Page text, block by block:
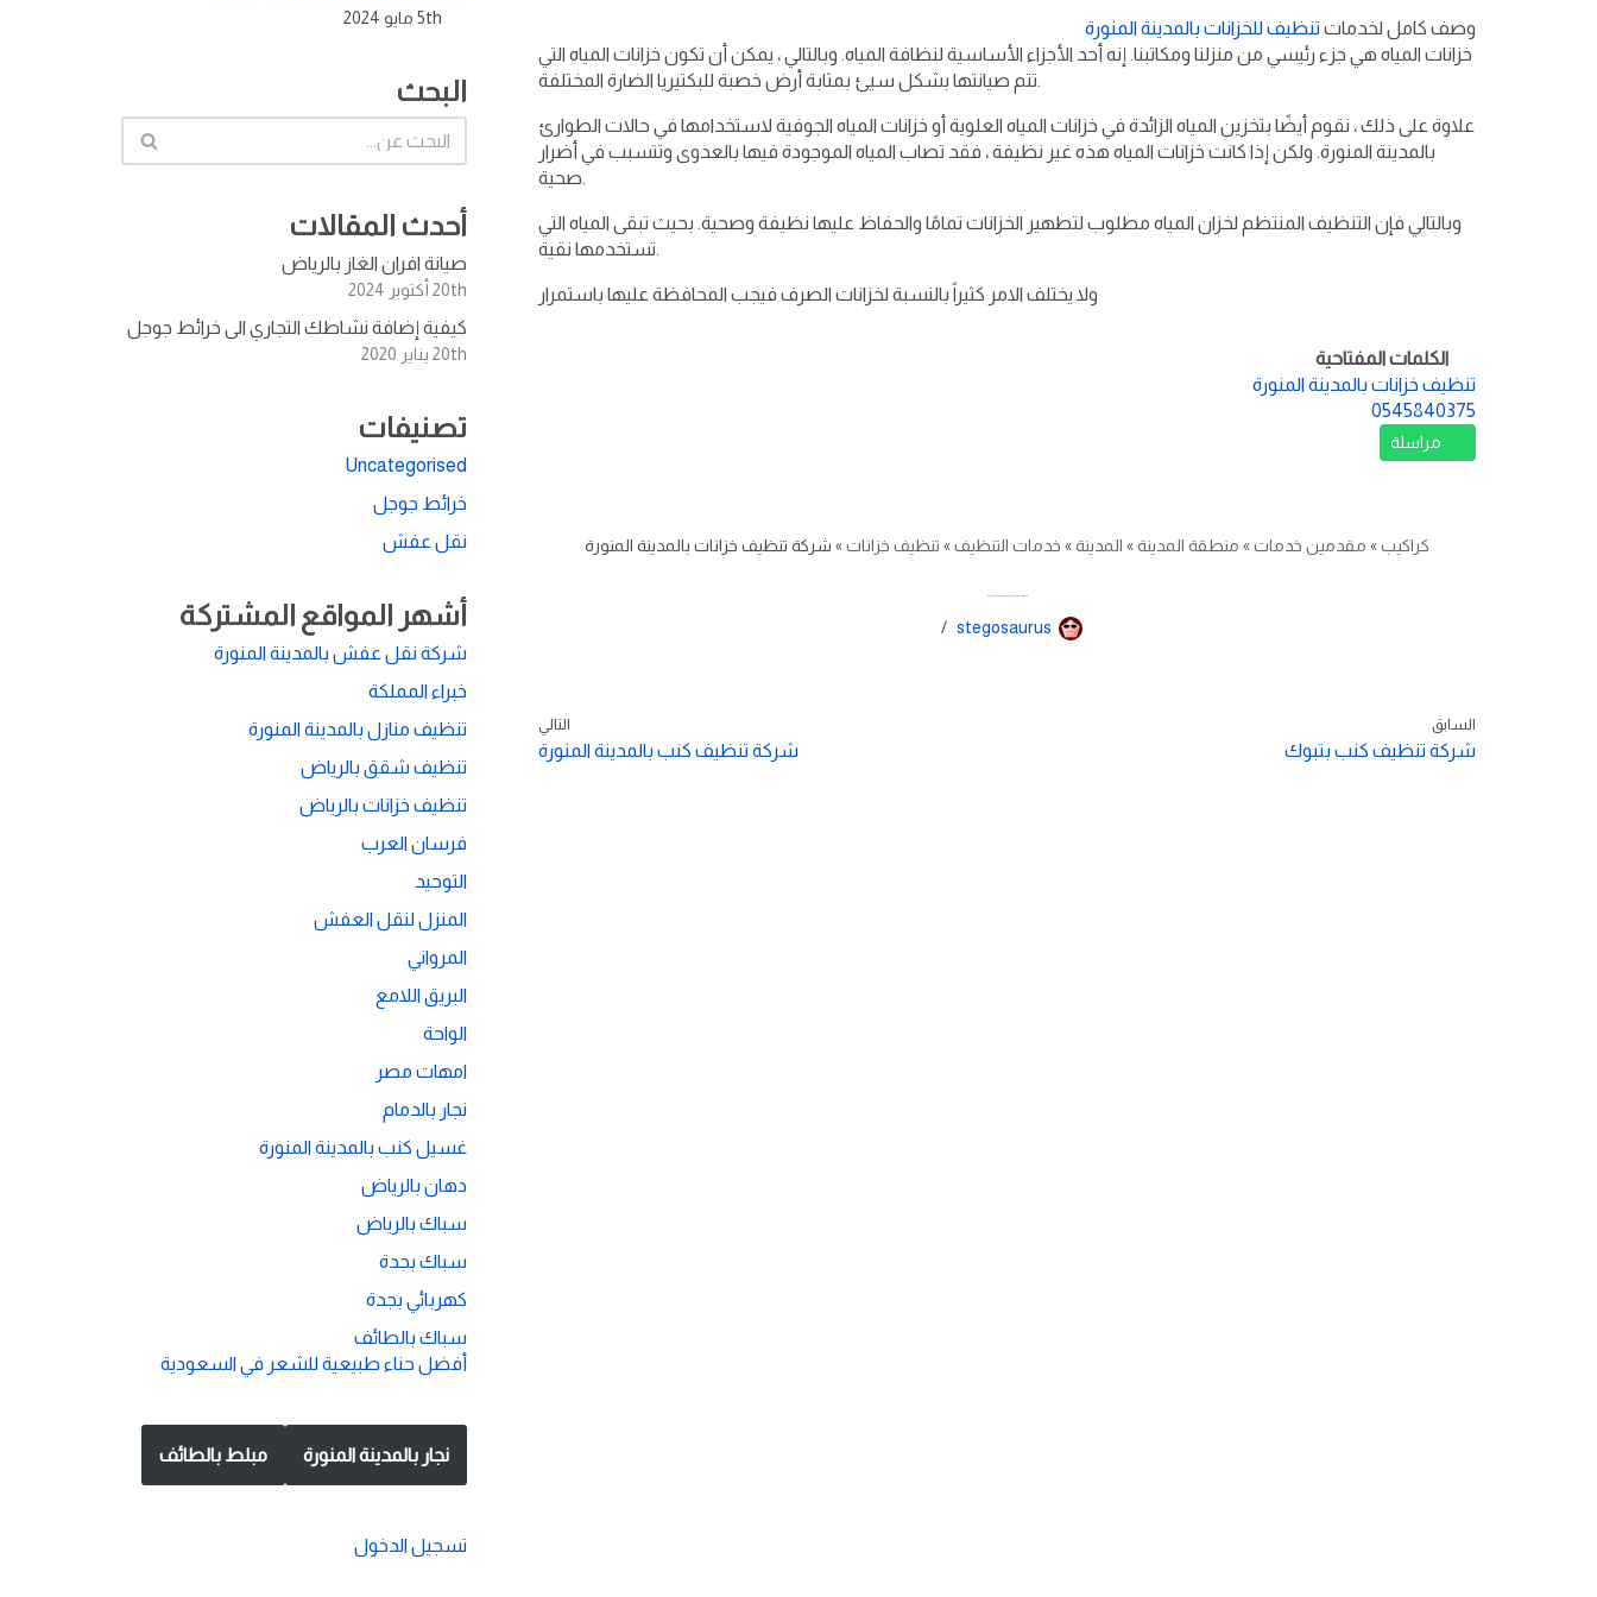
وصف كامل لخدمات تنظيف للخزانات بالمدينة المنورة
خزانات المياه هي جزء رئيسي من منزلنا ومكاتبنا. إنه أحد الأجزاء الأساسية لنظافة المياه. وبالتالي ، يمكن أن تكون خزانات المياه التي
تتم صيانتها بشكل سيئ بمثابة أرض خصبة للبكتيريا الضارة المختلفة.
علاوة على ذلك ، نقوم أيضًا بتخزين المياه الزائدة في خزانات المياه العلوية أو خزانات المياه الجوفية لاستخدامها في حالات الطوارئ
بالمدينة المنورة. ولكن إذا كانت خزانات المياه هذه غير نظيفة ، فقد تصاب المياه الموجودة فيها بالعدوى وتتسبب في أضرار
صحية.
وبالتالي فإن التنظيف المنتظم لخزان المياه مطلوب لتطهير الخزانات تمامًا والحفاظ عليها نظيفة وصحية. بحيث تبقى المياه التي
تستخدمها نقية.
ولا يختلف الامر كثيراً بالنسبة لخزانات الصرف فيجب المحافظة عليها باستمرار
الكلمات المفتاحية
تنظيف خزانات بالمدينة المنورة
0545840375
مراسلة
كراكيب» مقدمين خدمات» منطقة المدينة» المدينة» خدمات التنظيف» تنظيف خزانات» شركة تنظيف خزانات بالمدينة المنورة
شركة تنظيف خزانات بالمدينة المنورة
stegosaurus
السابق
شركة تنظيف كنب بتبوك
التالي
شركة تنظيف كنب بالمدينة المنورة
5th مايو 2024
البحث
أحدث المقالات
صيانة افران الغاز بالرياض
20th أكتوبر 2024
كيفية إضافة نشاطك التجاري الى خرائط جوجل
20th يناير 2020
تصنيفات
Uncategorised
خرائط جوجل
نقل عفش
أشهر المواقع المشتركة
شركة نقل عفش بالمدينة المنورة
خبراء المملكة
تنظيف منازل بالمدينة المنورة
تنظيف شقق بالرياض
تنظيف خزانات بالرياض
فرسان العرب
التوحيد
المنزل لنقل العفش
المرواني
البريق اللامع
الواحة
امهات مصر
نجار بالدمام
غسيل كنب بالمدينة المنورة
دهان بالرياض
سباك بالرياض
سباك بجدة
كهربائي بجدة
سباك بالطائف
أفضل حناء طبيعية للشعر في السعودية
نجار بالمدينة المنورة مبلط بالطائف
تسجيل الدخول